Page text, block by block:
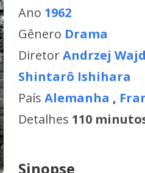
Ano 1962
Gênero Drama
DiretorAndrzej
Shintarô Ishihara
País Alemanha ,
Detalhes 110
Sinopse